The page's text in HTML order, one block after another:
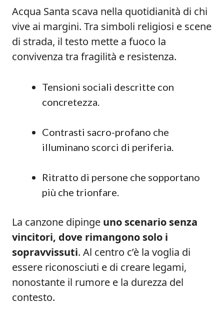
Acqua Santa scava nella quotidianità di chi
vive ai margini. Tra simboli religiosi e scene
di strada, il testo mette a fuoco la
convivenza tra fragilità e resistenza.
Tensioni sociali descritte con
concretezza.
Contrasti sacro-profano che
illuminano scorci di periferia.
Ritratto di persone che sopportano
più che trionfare.
La canzone dipinge uno scenario senza
vincitori, dove rimangono solo i
sopravvissuti. Al centro c’è la voglia di
essere riconosciuti e di creare legami,
nonostante il rumore e la durezza del
contesto.